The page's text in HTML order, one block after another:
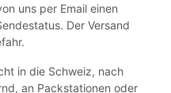
uns per Email einen
Der Versand
in die Schweiz, nach
an Packstationen oder